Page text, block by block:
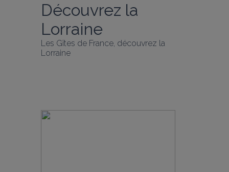
Découvrez la
Lorraine
Les Gîtes de France, découvrez la
Lorraine